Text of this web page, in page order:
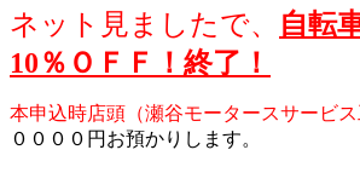
ネット見ましたで、
自転
10％ＯＦＦ！終了！
本申込時店頭（瀬谷モータースサービ
００００円お預かりします。